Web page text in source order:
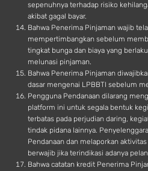
sepenuhnya terhadap risiko
akibat gagal bayar.
Bahwa Penerima Pinjaman wajib
mempertimbangkan sebelum
tingkat bunga dan biaya yang
melunasi pinjaman.
Bahwa Penerima Pinjaman
dasar mengenai LPBBTI sebelum
Pengguna Pendanaan dilarang
platform ini untuk segala bentuk
terbatas pada perjudian daring,
tindak pidana lainnya.
Pendanaan dan melaporkan
berwajib jika terindikasi adanya
Bahwa catatan kredit Penerima